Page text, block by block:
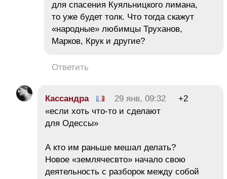
для спасения Куяльницкого лимана,
то уже будет толк. Что тогда скажут
«народные» любимцы Труханов,
Марков, Крук и другие?
Ответить
Кассандра 29 янв, 09:32
+2
«если хоть что-то и сделают
для Одессы»
А кто им раньше мешал делать?
Новое «землячесвто» начало свою
деятельность с разборок между собой